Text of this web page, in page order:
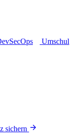
Umschul
sichern